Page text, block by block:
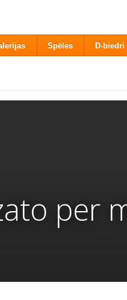
Spēles D-biedri
per